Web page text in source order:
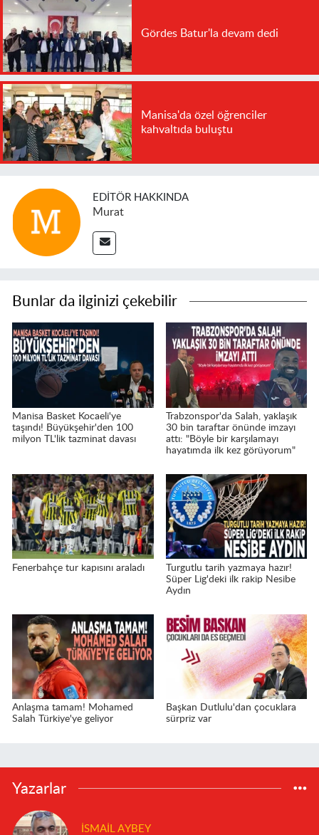
Gördes Batur'la devam dedi
Manisa'da özel öğrenciler
kahvaltıda buluştu
EDITÖR HAKKINDA
Murat
Bunlar da ilginizi çekebilir
Manisa Basket Kocaeli'ye
taşındı! Büyükşehir'den 100
milyon TL'lik tazminat davası
Trabzonspor'da Salah, yaklaşık
30 bin taraftar önünde imzayı
attı: "Böyle bir karşılamayı
hayatımda ilk kez görüyorum"
Fenerbahçe tur kapısını araladı
Turgutlu tarih yazmaya hazır!
Süper Lig'deki ilk rakip Nesibe
Aydın
Anlaşma tamam! Mohamed
Salah Türkiye'ye geliyor
Başkan Dutlulu'dan çocuklara
sürpriz var
Yazarlar
İSMAIL AYBEY